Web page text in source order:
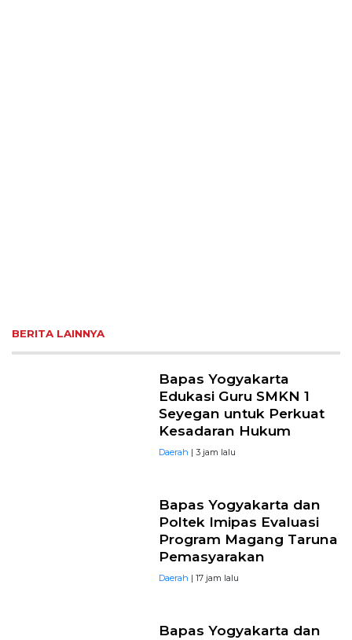
BERITA LAINNYA
Bapas Yogyakarta
Edukasi Guru SMKN 1
Seyegan untuk Perkuat
Kesadaran Hukum
Daerah | 3 jam lalu
Bapas Yogyakarta dan
Poltek Imipas Evaluasi
Program Magang Taruna
Pemasyarakan
Daerah | 17 jam lalu
Bapas Yogyakarta dan